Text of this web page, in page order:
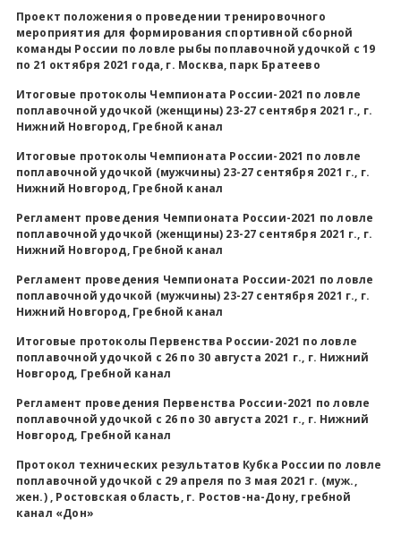
Проект положения о проведении тренировочного
мероприятия для формирования спортивной сборной
команды России по ловле рыбы поплавочной удочкой с 19
по 21 октября 2021 года, г. Москва, парк Братеево
Итоговые протоколы Чемпионата России-2021 по ловле
поплавочной удочкой (женщины) 23-27 сентября 2021 г., г.
Нижний Новгород, Гребной канал
Итоговые протоколы Чемпионата России-2021 по ловле
поплавочной удочкой (мужчины) 23-27 сентября 2021 г., г.
Нижний Новгород, Гребной канал
Регламент проведения Чемпионата России-2021 по ловле
поплавочной удочкой (женщины) 23-27 сентября 2021 г., г.
Нижний Новгород, Гребной канал
Регламент проведения Чемпионата России-2021 по ловле
поплавочной удочкой (мужчины) 23-27 сентября 2021 г., г.
Нижний Новгород, Гребной канал
Итоговые протоколы Первенства России-2021 по ловле
поплавочной удочкой с 26 по 30 августа 2021 г., г. Нижний
Новгород, Гребной канал
Регламент проведения Первенства России-2021 по ловле
поплавочной удочкой с 26 по 30 августа 2021 г., г. Нижний
Новгород, Гребной канал
Протокол технических результатов Кубка России по ловле
поплавочной удочкой с 29 апреля по 3 мая 2021 г. (муж.,
жен.) , Ростовская область, г. Ростов-на-Дону, гребной
канал «Дон»